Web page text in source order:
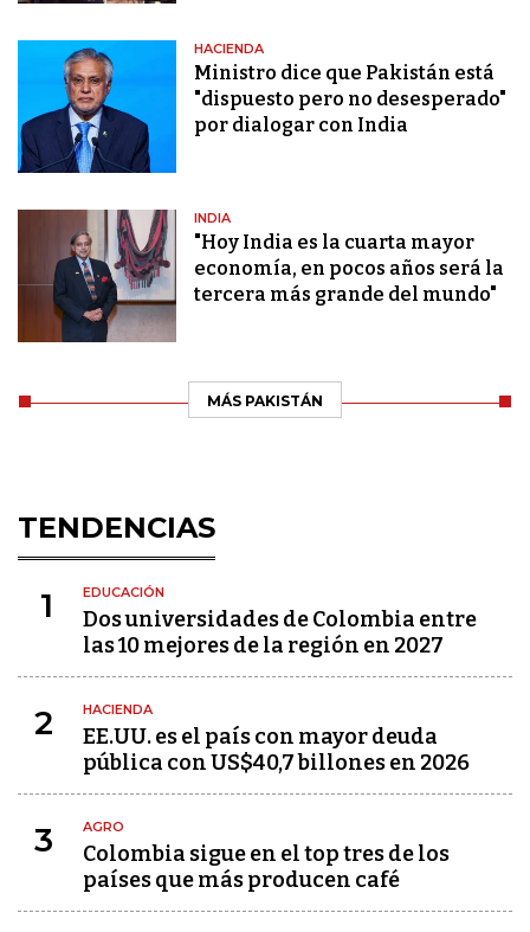
HACIENDA
Ministro dice que Pakistán está
"dispuesto pero no desesperado"
por dialogar con India
INDIA
"Hoy India es la cuarta mayor
economía, en pocos años será la
tercera más grande del mundo"
MÁS PAKISTÁN
TENDENCIAS
1 EDUCACIÓN
Dos universidades de Colombia entre
las 10 mejores de la región en 2027
2 HACIENDA
EE.UU. es el país con mayor deuda
pública con US$40,7 billones en 2026
3 AGRO
Colombia sigue en el top tres de los
países que más producen café